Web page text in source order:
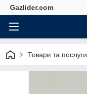
Gazlider.com
Товари та послуги